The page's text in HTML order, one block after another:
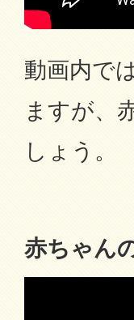
動画内で
ますが、
しょう。
赤ちゃん